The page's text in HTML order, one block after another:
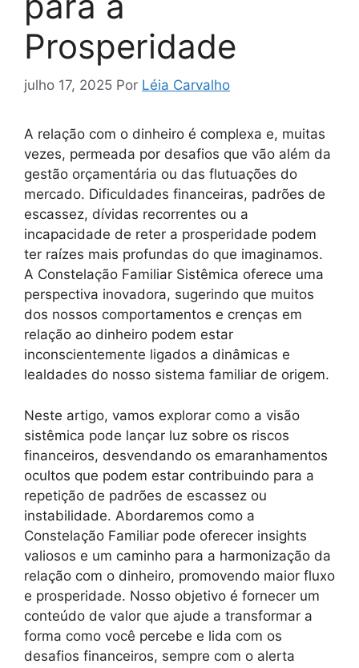
Prosperidade
julho 17, 2025 Por Léia Carvalho
A relação com o dinheiro é complexa e, muitas
vezes, permeada por desafios que vão além da
gestão orçamentária ou das flutuações do
mercado. Dificuldades financeiras, padrões de
escassez, dívidas recorrentes ou a
incapacidade de reter a prosperidade podem
ter raízes mais profundas do que imaginamos.
A Constelação Familiar Sistêmica oferece uma
perspectiva inovadora, sugerindo que muitos
dos nossos comportamentos e crenças em
relação ao dinheiro podem estar
inconscientemente ligados a dinâmicas e
lealdades do nosso sistema familiar de origem.
Neste artigo, vamos explorar como a visão
sistêmica pode lançar luz sobre os riscos
financeiros, desvendando os emaranhamentos
ocultos que podem estar contribuindo para a
repetição de padrões de escassez ou
instabilidade. Abordaremos como a
Constelação Familiar pode oferecer insights
valiosos e um caminho para a harmonização da
relação com o dinheiro, promovendo maior fluxo
e prosperidade. Nosso objetivo é fornecer um
conteúdo de valor que ajude a transformar a
forma como você percebe e lida com os
desafios financeiros, sempre com o alerta